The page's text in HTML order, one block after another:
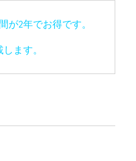
が2年でお得です。
ます。